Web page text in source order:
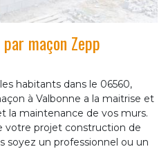
maçon Zepp
habitants dans le 06560,
à Valbonne a la maitrise et
la maintenance de vos murs.
votre projet construction de
soyez un professionnel ou un